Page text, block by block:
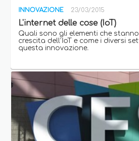
INNOVAZIONE 23/03/2015
L'internet delle cose (IoT)
Quali sono gli elementi che
crescita dell’IoT e come i diversi
questa innovazione.